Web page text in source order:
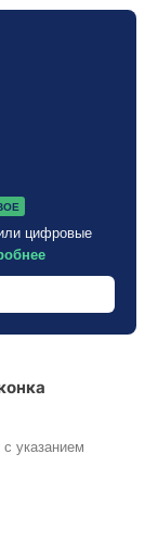
цифровые
указанием